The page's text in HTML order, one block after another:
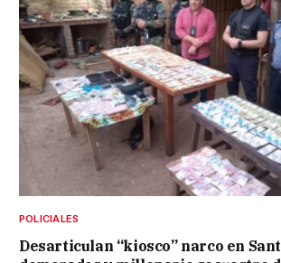
POLICIALES
Desarticulan “kiosco” narco en